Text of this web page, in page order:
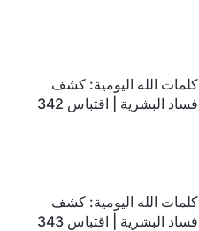
كلمات الله اليومية: كشف
فساد البشرية | اقتباس 342
كلمات الله اليومية: كشف
فساد البشرية | اقتباس 343